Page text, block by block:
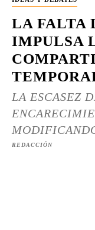
LA FALTA
IMPULSA
LA ESCASEZ
REDACCIÓN